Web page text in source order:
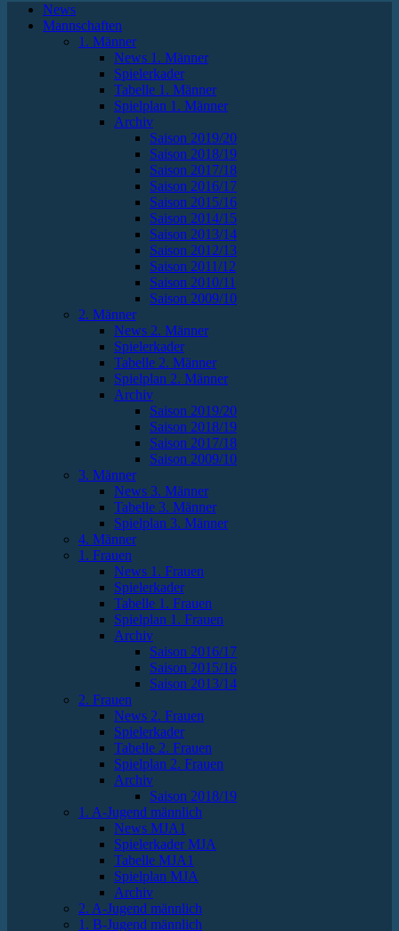
News
Mannschaften
1. Männer
News 1. Männer
Spielerkader
Tabelle 1. Männer
Spielplan 1. Männer
Archiv
Saison 2019/20
Saison 2018/19
Saison 2017/18
Saison 2016/17
Saison 2015/16
Saison 2014/15
Saison 2013/14
Saison 2012/13
Saison 2011/12
Saison 2010/11
Saison 2009/10
2. Männer
News 2. Männer
Spielerkader
Tabelle 2. Männer
Spielplan 2. Männer
Archiv
Saison 2019/20
Saison 2018/19
Saison 2017/18
Saison 2009/10
3. Männer
News 3. Männer
Tabelle 3. Männer
Spielplan 3. Männer
4. Männer
1. Frauen
News 1. Frauen
Spielerkader
Tabelle 1. Frauen
Spielplan 1. Frauen
Archiv
Saison 2016/17
Saison 2015/16
Saison 2013/14
2. Frauen
News 2. Frauen
Spielerkader
Tabelle 2. Frauen
Spielplan 2. Frauen
Archiv
Saison 2018/19
1. A-Jugend männlich
News MJA1
Spielerkader MJA
Tabelle MJA1
Spielplan MJA
Archiv
2. A-Jugend männlich
1. B-Jugend männlich